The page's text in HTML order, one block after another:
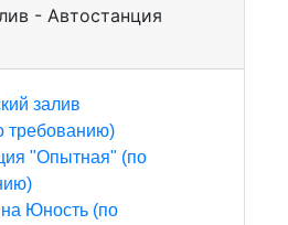
- Автостанция
залив
требованию)
"Опытная" (по
Юность (по